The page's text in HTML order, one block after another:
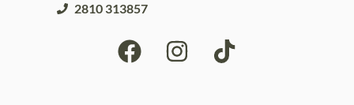
2810 313857